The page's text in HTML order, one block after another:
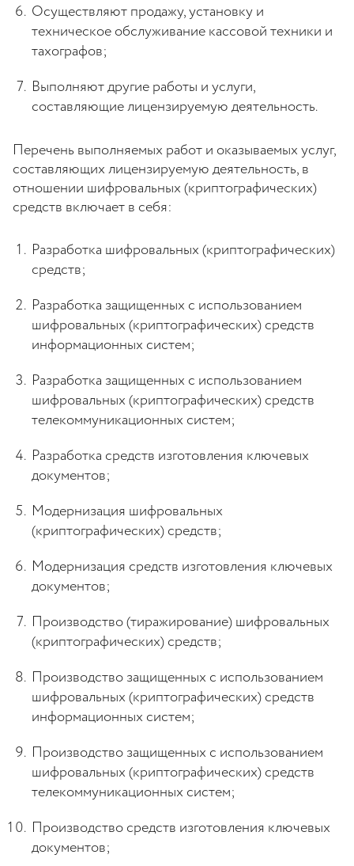
Осуществляют продажу, установку и
техническое обслуживание кассовой техники и
тахографов;
Выполняют другие работы и услуги,
составляющие лицензируемую деятельность.
Перечень выполняемых работ и оказываемых услуг,
составляющих лицензируемую деятельность, в
отношении шифровальных (криптографических)
средств включает в себя:
Разработка шифровальных (криптографических)
средств;
Разработка защищенных с использованием
шифровальных (криптографических) средств
информационных систем;
Разработка защищенных с использованием
шифровальных (криптографических) средств
телекоммуникационных систем;
Разработка средств изготовления ключевых
документов;
Модернизация шифровальных
(криптографических) средств;
Модернизация средств изготовления ключевых
документов;
Производство (тиражирование) шифровальных
(криптографических) средств;
Производство защищенных с использованием
шифровальных (криптографических) средств
информационных систем;
Производство защищенных с использованием
шифровальных (криптографических) средств
телекоммуникационных систем;
Производство средств изготовления ключевых
документов;